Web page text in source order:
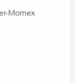
Mornex